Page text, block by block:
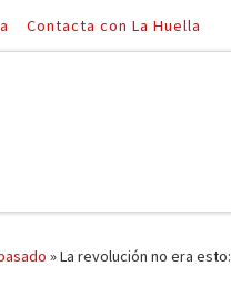
Contacta con La Huella
»La revolución no era